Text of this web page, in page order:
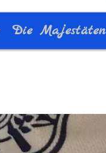
Die Majestäten